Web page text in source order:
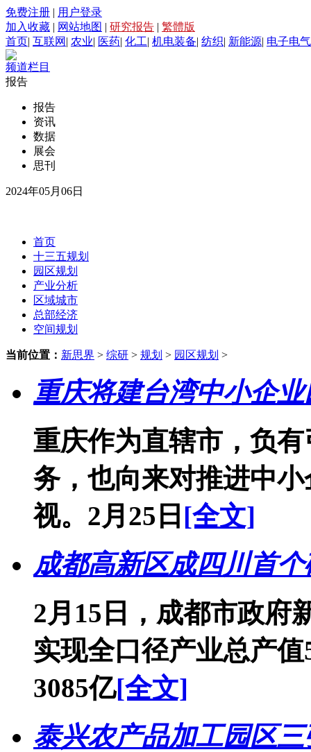
免费注册 | 用户登录
加入收藏 | 网站地图 | 研究报告 | 繁體版
首页| 互联网 | 农业| 医药| 化工| 机电装备| 纺织| 新能源| 电子电气
频道栏目
报告
报告
资讯
数据
展会
思刊
2024年05月06日
首页
十三五规划
园区规划
产业分析
区域城市
总部经济
空间规划
当前位置： 新思界 > 综研 > 规划 > 园区规划 >
重庆将建台湾中小企
重庆作为直辖市，负
务，也向来对推进中
视。2月25日 [全文]
成都高新区成四川首
2月15日，成都市政府
实现全口径产业总产
3085亿[全文]
泰兴农产品加工园区